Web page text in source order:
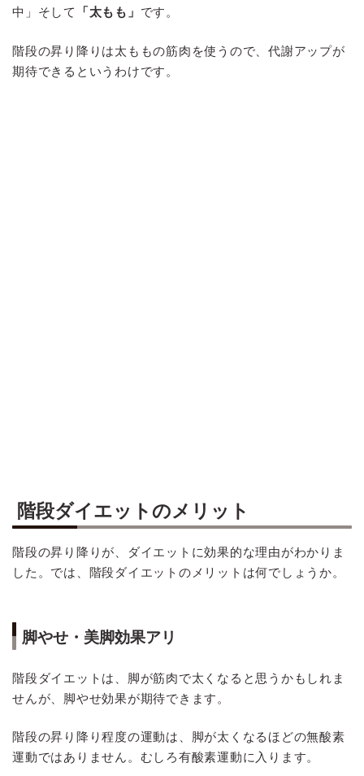
中」そして 「太もも」 です。
階段の昇り降りは太ももの筋肉を使うので、代謝アップが
期待できるというわけです。
階段ダイエットのメリット
階段の昇り降りが、ダイエットに効果的な理由がわかりま
した。では、階段ダイエットのメリットは何でしょうか。
脚やせ・美脚効果アリ
階段ダイエットは、脚が筋肉で太くなると思うかもしれま
せんが、脚やせ効果が期待できます。
階段の昇り降り程度の運動は、脚が太くなるほどの無酸素
運動ではありません。むしろ有酸素運動に入ります。